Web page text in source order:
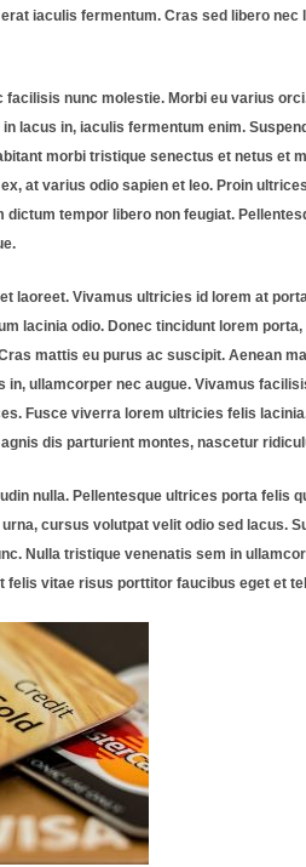
iaculis fermentum. Cras sed libero nec
nunc molestie. Morbi eu varius
lacus in, iaculis fermentum enim.
morbi tristique senectus et netus et
at varius odio sapien et leo. Proin
tempor libero non feugiat.
laoreet. Vivamus ultricies id lorem at
lacinia odio. Donec tincidunt lorem
mattis eu purus ac suscipit. Aenean
ullamcorper nec augue. Vivamus
Fusce viverra lorem ultricies felis
dis parturient montes, nascetur
nulla. Pellentesque ultrices porta felis
cursus volutpat velit odio sed lacus.
Nulla tristique venenatis sem in
felis vitae risus porttitor faucibus eget et